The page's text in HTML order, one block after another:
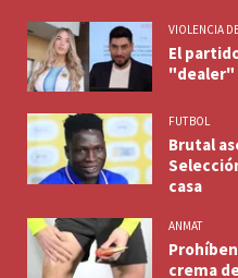
VIOLENCIA
El
"dealer"
FUTBOL
Brutal
casa
ANMAT
crema